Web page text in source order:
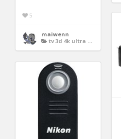
5
maiwenn
tv 3d 4k ultra definition